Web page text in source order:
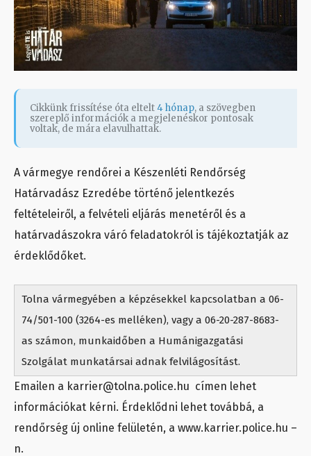
Cikkünk frissítése óta eltelt4 hónap, a szövegben
szereplő információk a megjelenéskor pontosak
voltak, de mára elavulhattak.
A vármegye rendőrei a Készenléti Rendőrség
Határvadász Ezredébe történő jelentkezés
feltételeiről, a felvételi eljárás menetéről és a
határvadászokra váró feladatokról is tájékoztatják az
érdeklődőket.
Tolna vármegyében a képzésekkel kapcsolatban a 06-
74/501-100 (3264-es melléken), vagy a 06-20-287-8683-
as számon, munkaidőben a Humánigazgatási
Szolgálat munkatársai adnak felvilágosítást.
Emailen a karrier@tolna.police.hu címen lehet
információkat kérni. Érdeklődni lehet továbbá, a
rendőrség új online felületén, a www.karrier.police.hu –
n.